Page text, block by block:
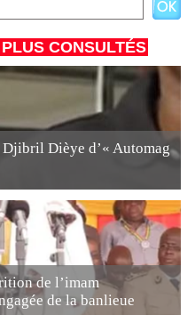
CONSULTÉS
Dièye d’« Automag
de l’imam
de la banlieue